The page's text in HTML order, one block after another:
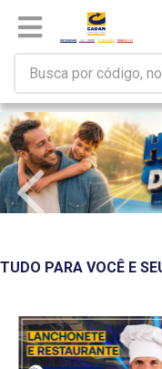
TUDO PARA VOCÊ E